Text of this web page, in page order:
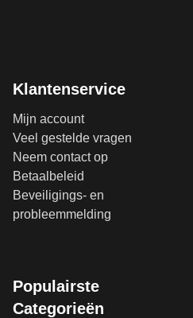
Klantenservice
Mijn account
Veel gestelde vragen
Neem contact op
Betaalbeleid
Beveiligings- en
probleemmelding
Populairste
Categorieën